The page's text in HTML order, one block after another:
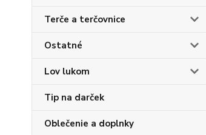
Terče a terčovnice
Ostatné
Lov lukom
Tip na darček
Oblečenie a doplnky